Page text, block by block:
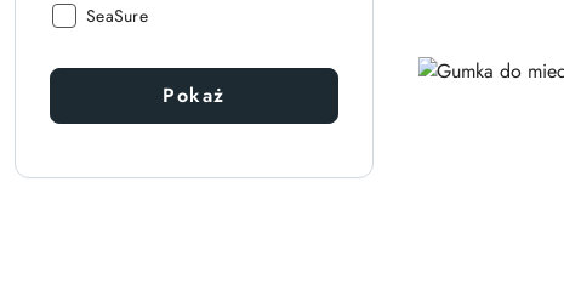
Producent:
SeaSure
Pokaż